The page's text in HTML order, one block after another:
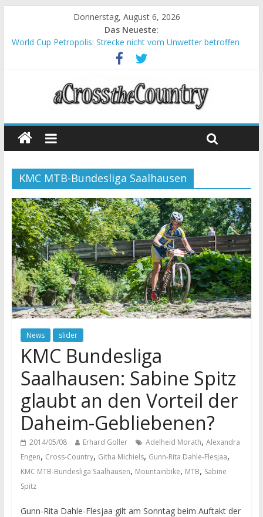
Donnerstag, August 6, 2026
Das Neueste:
World Cup Petropolis: Strecke nicht vom Unwetter betroffen
Krumbach und Obergessertshausen: Mountainbike-Bundesliga
Supercup Massi Banyoles: Siege für Carod und Richards
Halbzeit beim Andalucia Bike Race: Weltmeister Seewald führt
Chelva: Schweizer Doppelsieg beim ersten XCO-Rennen der
KMC MTB-Bundesliga Saalhausen
News slider
KMC Bundesliga
Saalhausen: Sabine Spitz
glaubt an den Vorteil der
Daheim-Gebliebenen?
2014/05/08 Erhard Goller Adelheid Morath, Alexandra
Engen, Cross-Country, Githa Michiels, Gunn-Rita Dahle-Flesjaa,
KMC MTB-Bundesliga Saalhausen, Mountainbike, MTB, Sabine
Spitz
Gunn-Rita Dahle-Flesjaa gilt am Sonntag beim Auftakt der